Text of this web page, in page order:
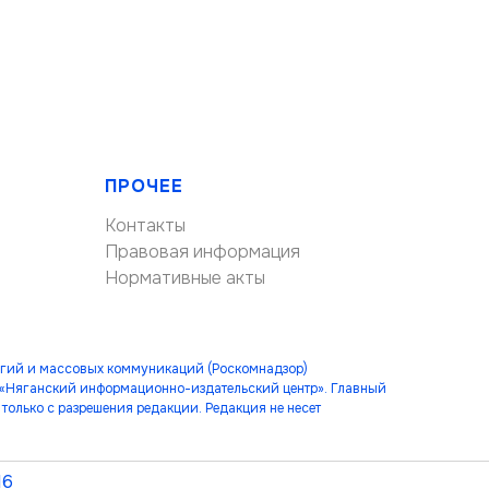
ПРОЧЕЕ
Контакты
Правовая информация
Нормативные акты
и массовых коммуникаций (Роскомнадзор)
информационно-издательский центр». Главный
с разрешения редакции. Редакция не несет